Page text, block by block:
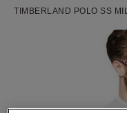
TIMBERLAND POLO SS